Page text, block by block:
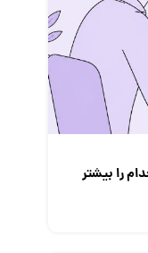
را بیشتر